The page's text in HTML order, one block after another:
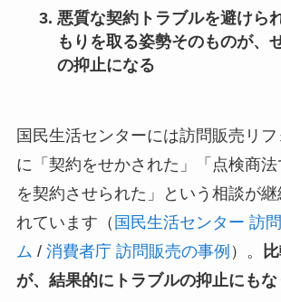
悪質な契約トラブルを避けら
もりを取る姿勢そのものが、
の抑止になる
国民生活センターには訪問販売リ
に「契約をせかされた」「点検商
を契約させられた」という相談が
れています（ 国民生活センター 訪
ム / 消費者庁 訪問販売の事例 ）。
が、結果的にトラブルの抑止にも